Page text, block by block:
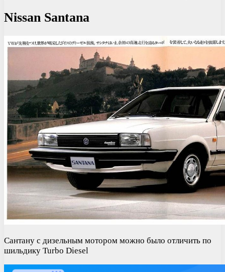
Nissan Santana
Сантану с дизельным мотором можно было отличить по
шильдику Turbo Diesel